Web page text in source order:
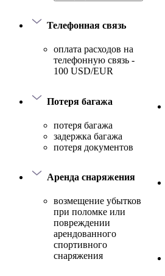
Телефонная связь
оплата расходов на
телефонную связь -
100 USD/EUR
Потеря багажа
потеря багажа
задержка багажа
потеря документов
Аренда снаряжения
возмещение убытков
при поломке или
повреждении
арендованного
спортивного
снаряжения